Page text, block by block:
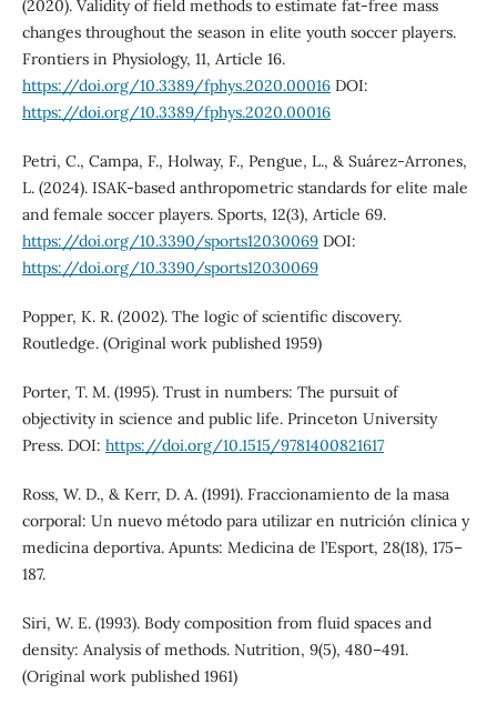
(2020). Validity of field methods to estimate fat-free mass
changes throughout the season in elite youth soccer players.
Frontiers in Physiology, 11, Article 16.
https://doi.org/10.3389/fphys.2020.00016DOI:
https://doi.org/10.3389/fphys.2020.00016
Petri, C., Campa, F., Holway, F., Pengue, L., & Suárez-Arrones,
L. (2024). ISAK-based anthropometric standards for elite male
and female soccer players. Sports, 12(3), Article 69.
https://doi.org/10.3390/sports12030069DOI:
https://doi.org/10.3390/sports12030069
Popper, K. R. (2002). The logic of scientific discovery.
Routledge. (Original work published 1959)
Porter, T. M. (1995). Trust in numbers: The pursuit of
objectivity in science and public life. Princeton University
Press. DOI: https://doi.org/10.1515/9781400821617
Ross, W. D., & Kerr, D. A. (1991). Fraccionamiento de la masa
corporal: Un nuevo método para utilizar en nutrición clínica y
medicina deportiva. Apunts: Medicina de l’Esport, 28(18), 175–
187.
Siri, W. E. (1993). Body composition from fluid spaces and
density: Analysis of methods. Nutrition, 9(5), 480–491.
(Original work published 1961)